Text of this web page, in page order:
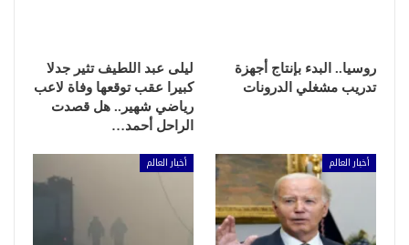
روسيا.. البدء بإنتاج أجهزة
تدريب مشغلي الدرونات
ليلى عبد اللطيف تثير جدلا
كبيرا عقب توقعها وفاة لاعب
رياضي شهير.. هل قصدت
الراحل أحمد…
أخبار العالم أخبار العالم